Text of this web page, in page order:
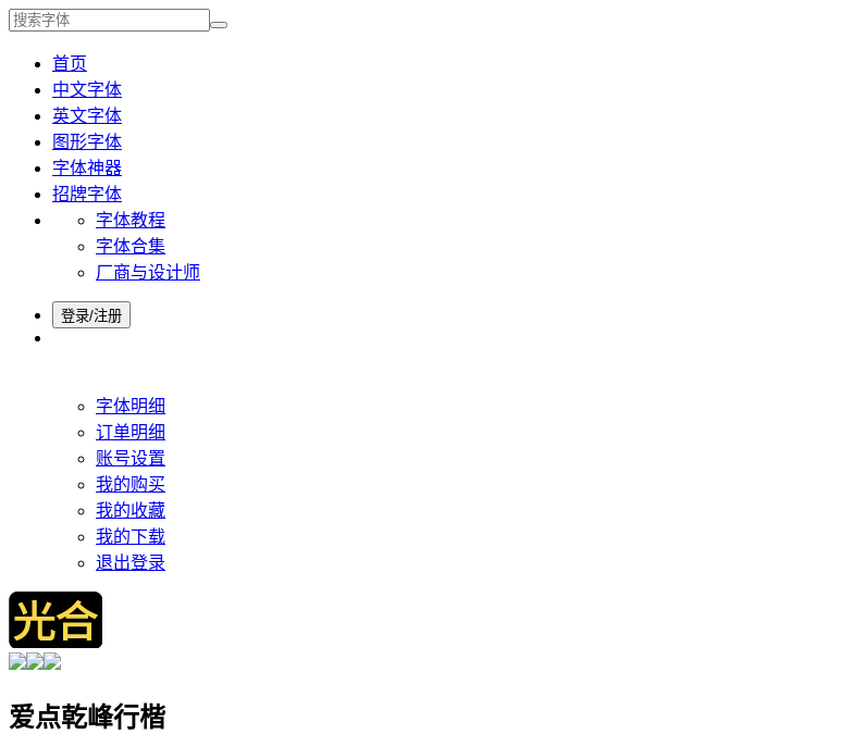
首页
中文字体
英文字体
图形字体
字体神器
招牌字体
字体教程
字体合集
厂商与设计师
登录/注册
字体明细
订单明细
账号设置
我的购买
我的收藏
我的下载
退出登录
爱点乾峰行楷